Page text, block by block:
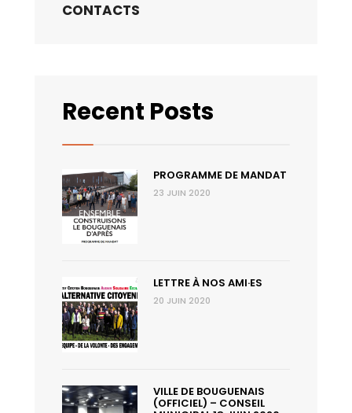
CONTACTS
Recent Posts
PROGRAMME DE MANDAT
23 JUIN 2020
LETTRE À NOS AMI·ES
20 JUIN 2020
VILLE DE BOUGUENAIS
(OFFICIEL) – CONSEIL